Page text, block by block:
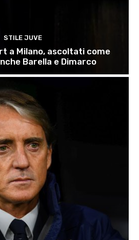
STILE JUVE
a Milano, ascoltati come
Barella e Dimarco